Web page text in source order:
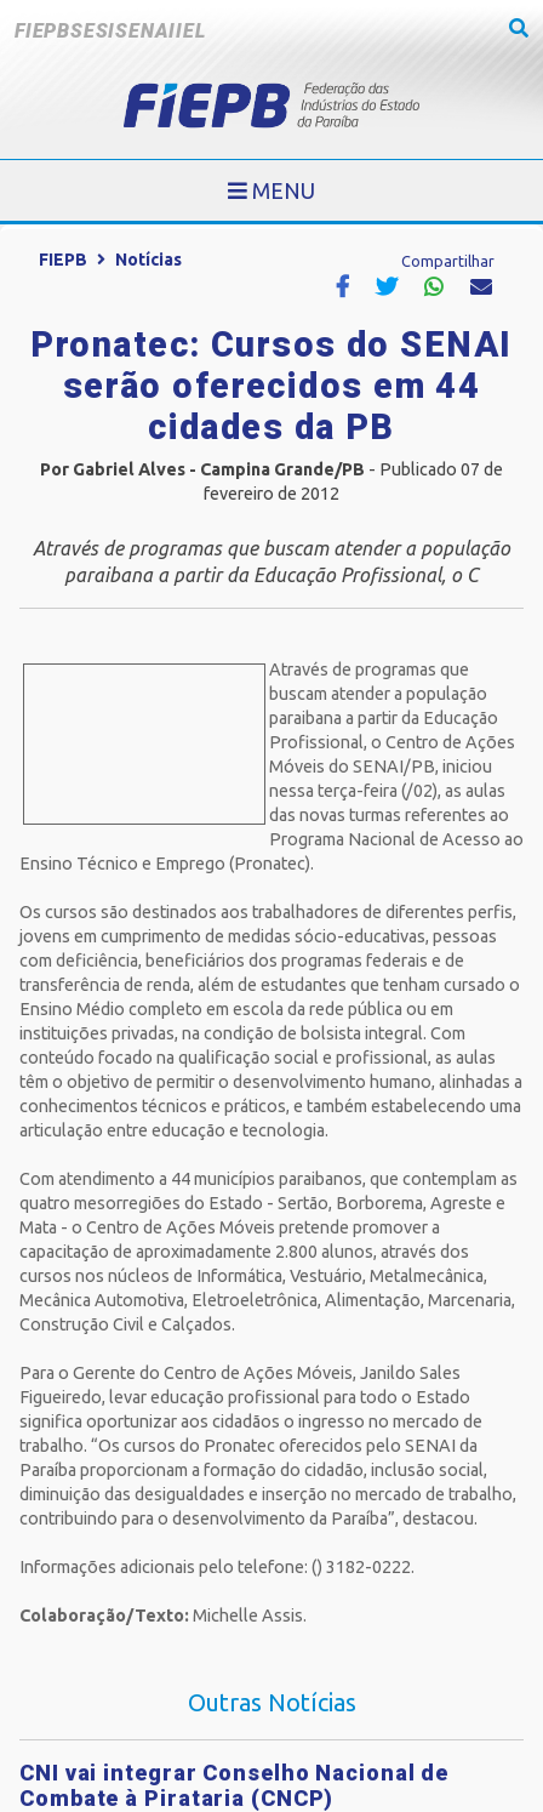
FIEPBSESISENAIIEL
MENU
FIEPB Notícias Compartilhar
Pronatec: Cursos do SENAI
serão oferecidos em 44
cidades da PB
Por Gabriel Alves - Campina Grande/PB - Publicado 07 de
fevereiro de 2012
Através de programas que buscam atender a população
paraibana a partir da Educação Profissional, o C
Através de programas que
buscam atender a população
paraibana a partir da Educação
Profissional, o Centro de Ações
Móveis do SENAI/PB, iniciou
nessa terça-feira (/02), as aulas
das novas turmas referentes ao
Programa Nacional de Acesso ao
Ensino Técnico e Emprego (Pronatec).
Os cursos são destinados aos trabalhadores de diferentes perfis,
jovens em cumprimento de medidas sócio-educativas, pessoas
com deficiência, beneficiários dos programas federais e de
transferência de renda, além de estudantes que tenham cursado o
Ensino Médio completo em escola da rede pública ou em
instituições privadas, na condição de bolsista integral. Com
conteúdo focado na qualificação social e profissional, as aulas
têm o objetivo de permitir o desenvolvimento humano, alinhadas a
conhecimentos técnicos e práticos, e também estabelecendo uma
articulação entre educação e tecnologia.
Com atendimento a 44 municípios paraibanos, que contemplam as
quatro mesorregiões do Estado - Sertão, Borborema, Agreste e
Mata - o Centro de Ações Móveis pretende promover a
capacitação de aproximadamente 2.800 alunos, através dos
cursos nos núcleos de Informática, Vestuário, Metalmecânica,
Mecânica Automotiva, Eletroeletrônica, Alimentação, Marcenaria,
Construção Civil e Calçados.
Para o Gerente do Centro de Ações Móveis, Janildo Sales
Figueiredo, levar educação profissional para todo o Estado
significa oportunizar aos cidadãos o ingresso no mercado de
trabalho. “Os cursos do Pronatec oferecidos pelo SENAI da
Paraíba proporcionam a formação do cidadão, inclusão social,
diminuição das desigualdades e inserção no mercado de trabalho,
contribuindo para o desenvolvimento da Paraíba”, destacou.
Informações adicionais pelo telefone: () 3182-0222.
Colaboração/Texto: Michelle Assis.
Outras Notícias
CNI vai integrar Conselho Nacional de
Combate à Pirataria (CNCP)